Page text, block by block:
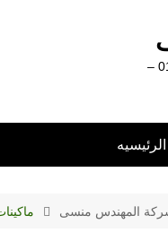
شركة ماكينات التعبئة والتغليف 01211116954 –
الرئيسيه
شركة المهندس منسى